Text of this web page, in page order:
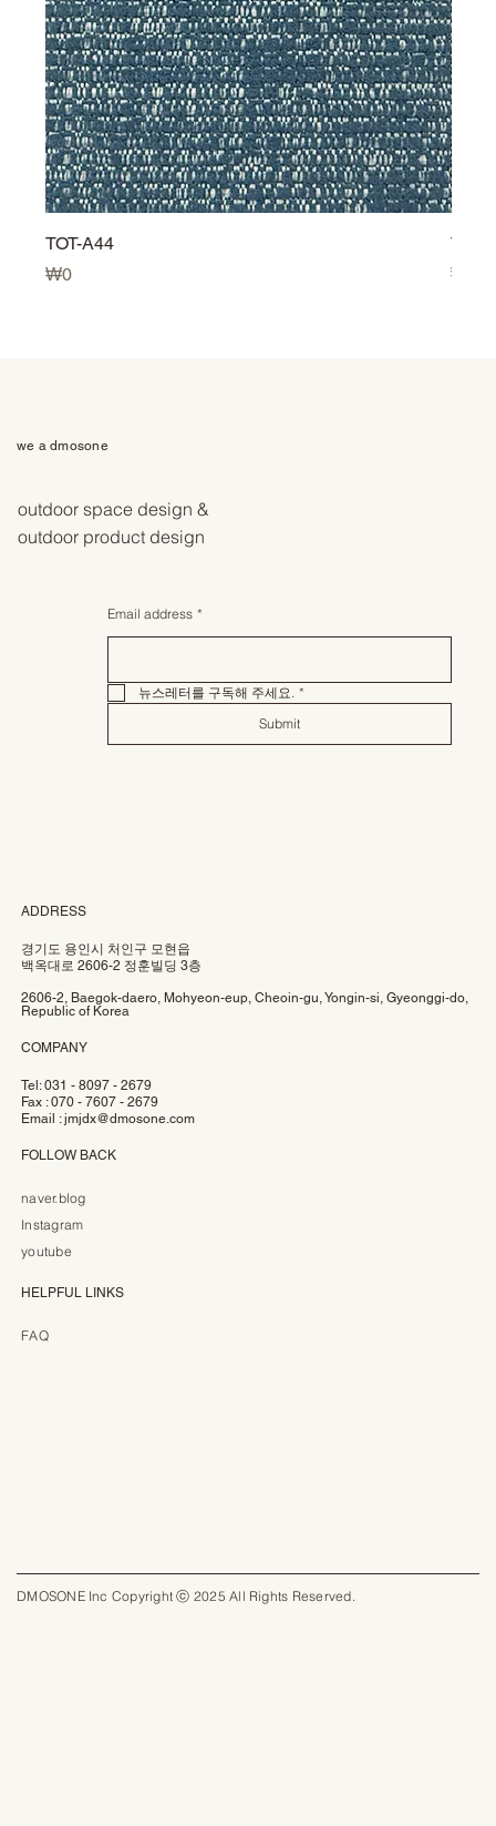
TOT-A44
Price
₩0
TOT-
Price
₩0
we a dmosone
outdoor space design &
outdoor product design
Email address *
뉴스레터를 구독해 주세요.
*
Submit
ADDRESS
경기도 용인시 처인구 모현읍
백옥대로 2606-2 정훈빌딩 3층
2606-2, Baegok-daero, Mohyeon-eup, Cheoin-gu, Yongin-si, Gyeonggi-do,
Republic of Korea
COMPANY
Tel: 031 - 8097 - 2679
Fax : 070 - 7607 - 2679
Email :jmjdx@dmosone.com
FOLLOW BACK
naver.blog
Instagram
youtube
HELPFUL LINKS
FAQ
DMOSONE Inc Copyright ⓒ 2025 All Rights Reserved.​